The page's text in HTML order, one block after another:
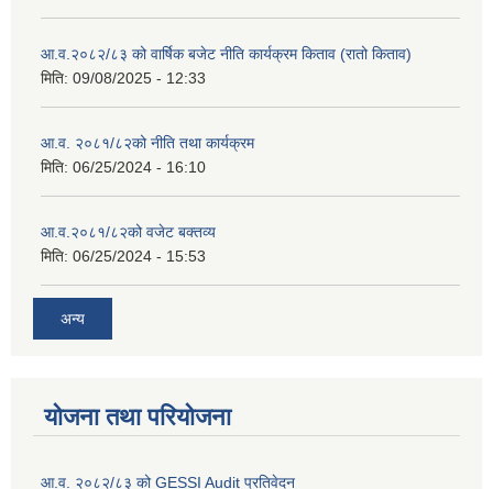
आ.व.२०८२/८३ को वार्षिक बजेट नीति कार्यक्रम किताव (रातो किताव)
मिति: 09/08/2025 - 12:33
आ.व. २०८१/८२को नीति तथा कार्यक्रम
मिति: 06/25/2024 - 16:10
आ.व.२०८१/८२को वजेट बक्तव्य
मिति: 06/25/2024 - 15:53
अन्य
योजना तथा परियोजना
आ.व. २०८२/८३ को GESSI Audit प्रतिवेदन